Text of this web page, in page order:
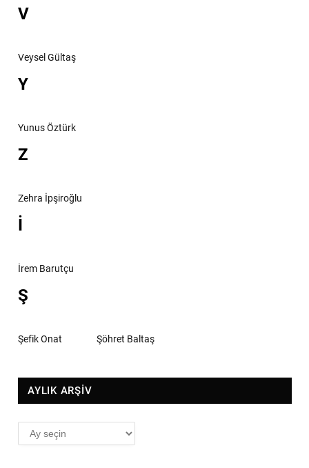
V
Veysel Gültaş
Y
Yunus Öztürk
Z
Zehra İpşiroğlu
İ
İrem Barutçu
Ş
Şefik Onat Şöhret Baltaş
AYLIK ARŞİV
AYLIK
ARŞİV